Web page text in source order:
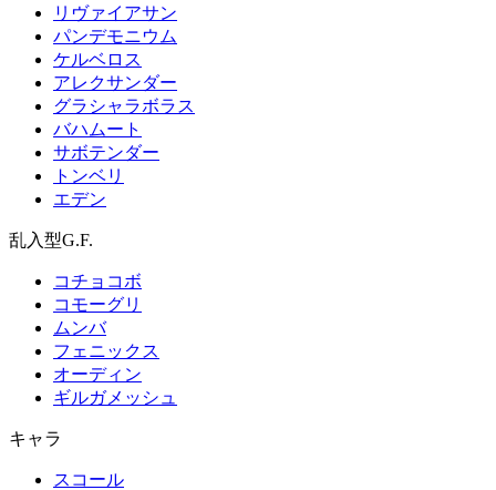
リヴァイアサン
パンデモニウム
ケルベロス
アレクサンダー
グラシャラボラス
バハムート
サボテンダー
トンベリ
エデン
乱入型G.F.
コチョコボ
コモーグリ
ムンバ
フェニックス
オーディン
ギルガメッシュ
キャラ
スコール